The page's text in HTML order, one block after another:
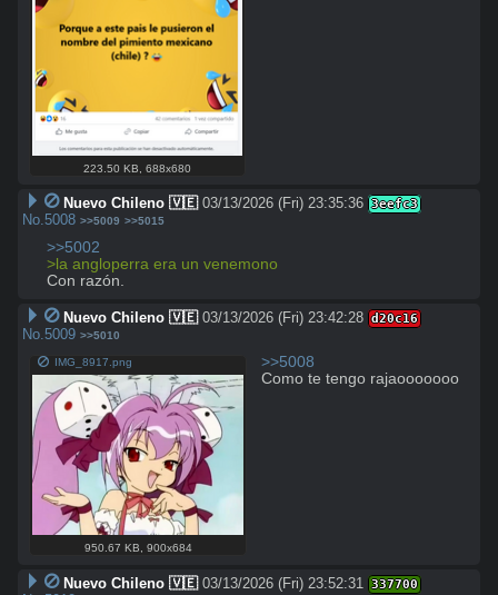
223.50 KB ,688x680
Nuevo Chileno 🇻🇪 03/13/2026 (Fri) 23:35:36 3eefc3
No.5008 >>5009 >>5015
>>5002
>la angloperra era un venemono
Con razón.
Nuevo Chileno 🇻🇪 03/13/2026 (Fri) 23:42:28 d20c16
No.5009 >>5010
IMG_8917.png
950.67 KB, 900x684
>>5008
Como te tengo rajaooooooo
Nuevo Chileno 🇻🇪 03/13/2026 (Fri) 23:52:31 337700